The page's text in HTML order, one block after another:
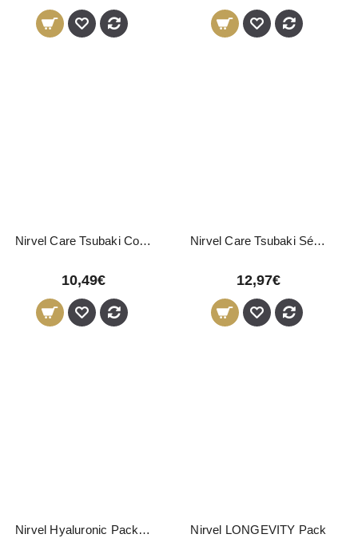
Nirvel Care Tsubaki Concentrado 3x15ml
10,49€
Nirvel Care Tsubaki Sérum 40ml
12,97€
Nirvel Hyaluronic Pack Rejuvescimento Capilar Nirvel LONGEVITY Pack